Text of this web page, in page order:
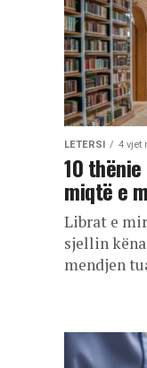
LETERSI 4 vjet
10
miqtë e
Librat e
sjellin
mendjen